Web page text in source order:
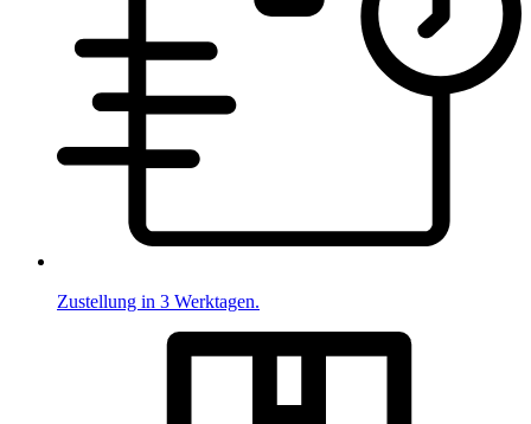
Zustellung in 3 Werktagen.